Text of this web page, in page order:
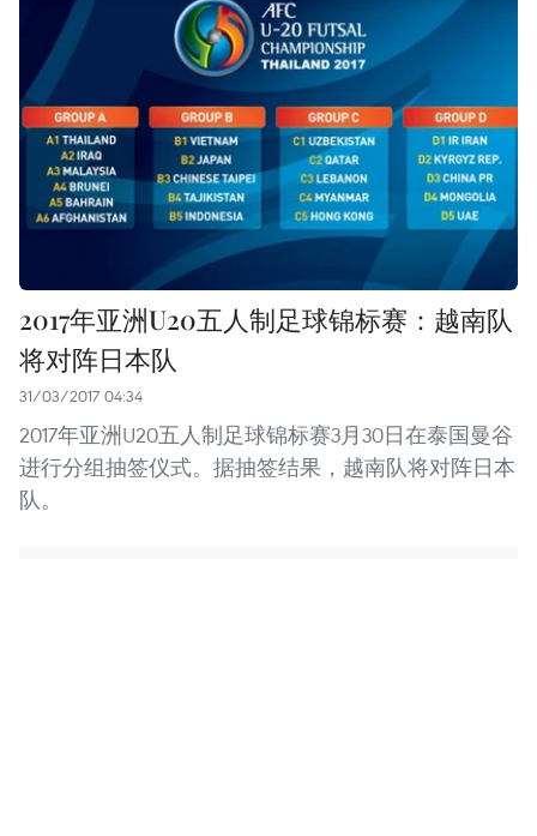
2017年亚洲U20五人制足球锦标赛：越南队
将对阵日本队
31/03/2017 04:34
2017年亚洲U20五人制足球锦标赛3月30日在泰国曼谷
进行分组抽签仪式。据抽签结果，越南队将对阵日本
队。